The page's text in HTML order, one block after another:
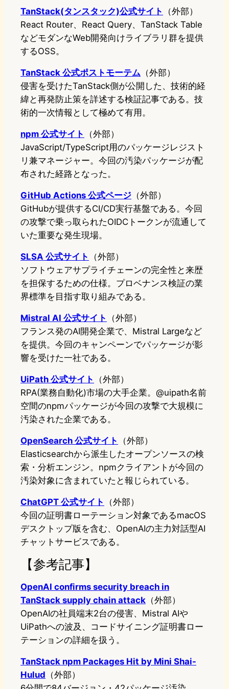
TanStack(タンスタック)公式サイト
（外部）
React Router、React Query、TanStack Table
などモダンなWeb開発向けライブラリ群を提供
するOSS。
TanStack 公式ポストモーテム （外部）
侵害を受けたTanStack側が公開した、技術的経
緯と再発防止策を詳述する検証記事である。技
術的一次情報として極めて有用。
npm 公式サイト
（外部）
JavaScript/TypeScript用のパッケージレジスト
リ兼マネージャー。今回の汚染パッケージが配
布された経路となった。
GitHub Actions 公式ページ （外部）
GitHubが提供するCI/CD実行基盤である。今回
の攻撃で乗っ取られたOIDCトークンが流通して
いた重要な発生現場。
SLSA 公式サイト
（外部）
ソフトウェアサプライチェーンの完全性と来歴
を担保するための仕様。プロベナンス検証の業
界標準を目指す取り組みである。
Mistral AI 公式サイト
（外部）
フランス発のAI開発企業で、Mistral Largeなど
を提供。今回のキャンペーンでパッケージが影
響を受けた一社である。
UiPath 公式サイト
（外部）
RPA(業務自動化)市場の大手企業。@uipath名前
空間のnpmパッケージが今回の攻撃で大規模に
汚染された企業である。
OpenSearch 公式サイト
（外部）
Elasticsearchから派生したオープンソースの検
索・分析エンジン。npmクライアントが今回の
汚染対象に含まれていたと報じられている。
ChatGPT 公式サイト
（外部）
今回の証明書ローテーション対象であるmacOS
デスクトップ版を含む、OpenAIの主力対話型AI
チャットサービスである。
【参考記事】
OpenAI confirms security breach in
TanStack supply chain attack （外部）
OpenAIの社員端末2台の侵害、Mistral AIや
UiPathへの波及、コードサイニング証明書ロー
テーションの詳細を扱う。
TanStack npm Packages Hit by Mini Shai-
Hulud （外部）